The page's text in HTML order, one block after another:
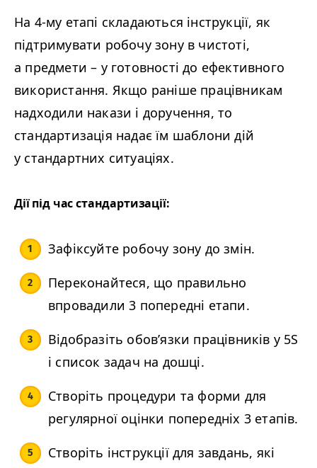
На 4‑му етапі складаються інструкції, як
підтримувати робочу зону в чистоті,
а предмети – у готовності до ефективного
використання. Якщо раніше працівникам
надходили накази і доручення, то
стандартизація надає їм шаблони дій
у стандартних ситуаціях.
Дії під час стандартизації:
Зафіксуйте робочу зону до змін.
Переконайтеся, що правильно
впровадили 3 попередні етапи.
Відобразіть обов’язки працівників у 5S
і список задач на дошці.
Створіть процедури та форми для
регулярної оцінки попередніх 3 етапів.
Створіть інструкції для завдань, які